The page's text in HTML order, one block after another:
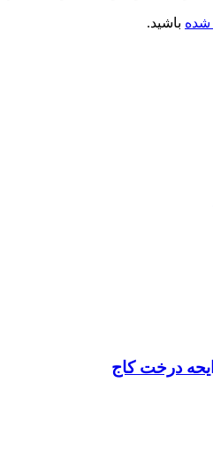
شده باشید.
درخت کاج